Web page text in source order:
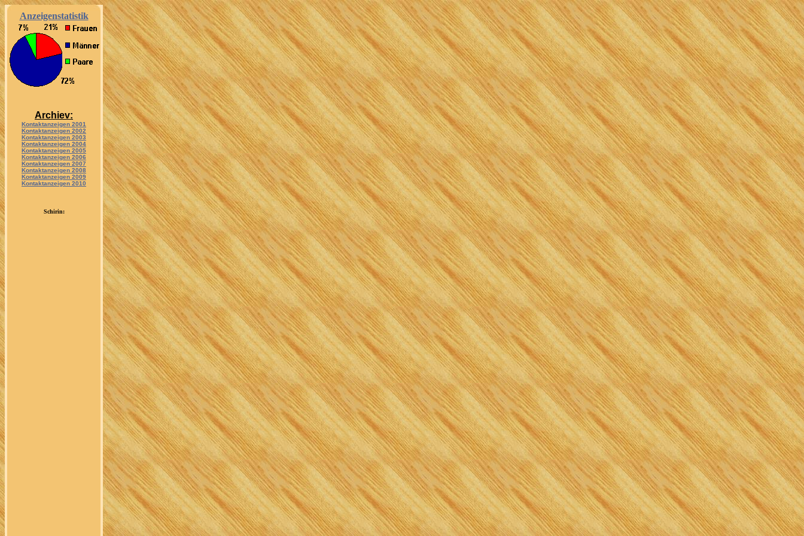
Anzeigenstatistik
Archiev:
Kontaktanzeigen 2001
Kontaktanzeigen 2002
Kontaktanzeigen 2003
Kontaktanzeigen 2004
Kontaktanzeigen 2005
Kontaktanzeigen 2006
Kontaktanzeigen 2007
Kontaktanzeigen 2008
Kontaktanzeigen 2009
Kontaktanzeigen 2010
Schirin: